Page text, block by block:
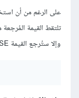
على الرغم من أن
تلتقط القيمة
وإلا ستُرجع القيمة